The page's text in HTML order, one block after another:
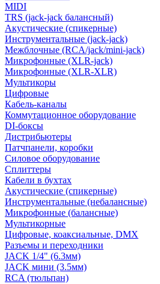
MIDI
TRS (jack-jack балансный)
Акустические (спикерные)
Инструментальные (jack-jack)
Межблочные (RCA/jack/mini-jack)
Микрофонные (XLR-jack)
Микрофонные (XLR-XLR)
Мультикоры
Цифровые
Кабель-каналы
Коммутационное оборудование
DI-боксы
Дистрибьютеры
Патчпанели, коробки
Силовое оборудование
Сплиттеры
Кабели в бухтах
Акустические (спикерные)
Инструментальные (небалансные)
Микрофонные (балансные)
Мультикорные
Цифровые, коаксиальные, DMX
Разъемы и переходники
JACK 1/4" (6.3мм)
JACK мини (3.5мм)
RCA (тюльпан)